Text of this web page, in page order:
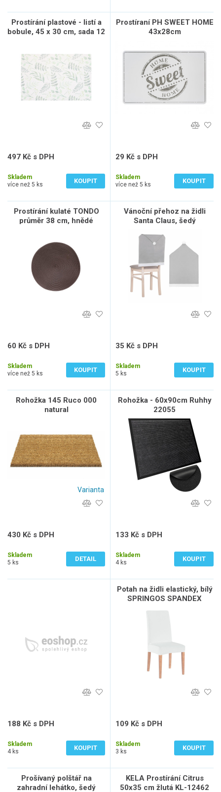
Prostírání plastové - listí a
bobule, 45 x 30 cm, sada 12
497 Kč s DPH
Skladem
více než 5 ks
KOUPIT
Prostíraní PH SWEET HOME
43x28cm
29 Kč s DPH
Skladem
více než 5 ks
KOUPIT
Prostírání kulaté TONDO
průměr 38 cm, hnědé
60 Kč s DPH
Skladem
více než 5 ks
KOUPIT
Vánoční přehoz na židli
Santa Claus, šedý
35 Kč s DPH
Skladem
5 ks
KOUPIT
Rohožka 145 Ruco 000
natural
Varianta
430 Kč s DPH
Skladem
5 ks
DETAIL
Rohožka - 60x90cm Ruhhy
22055
133 Kč s DPH
Skladem
4 ks
KOUPIT
188 Kč s DPH
Skladem
4 ks
KOUPIT
Potah na židli elastický, bílý
SPRINGOS SPANDEX
109 Kč s DPH
Skladem
3 ks
KOUPIT
Prošívaný polštář na
zahradní lehátko, šedý
KELA Prostírání Citrus
50x35 cm žlutá KL-12462